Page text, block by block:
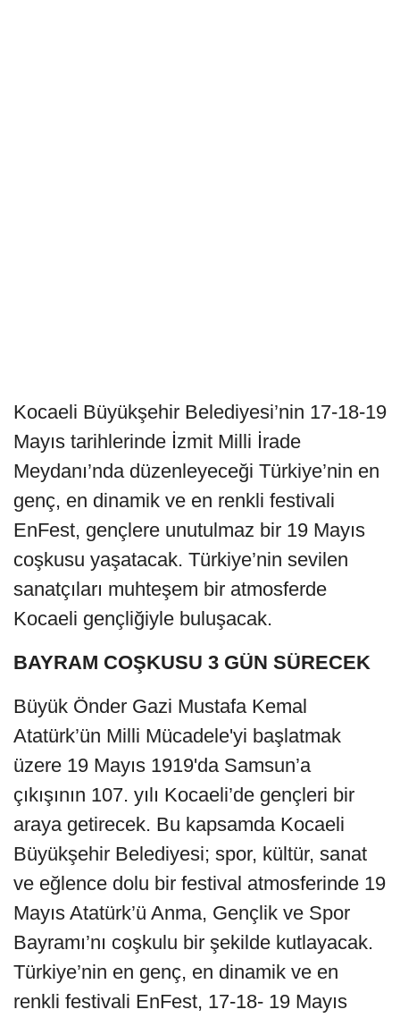
Kocaeli Büyükşehir Belediyesi’nin 17-18-19
Mayıs tarihlerinde İzmit Milli İrade
Meydanı’nda düzenleyeceği Türkiye’nin en
genç, en dinamik ve en renkli festivali
EnFest, gençlere unutulmaz bir 19 Mayıs
coşkusu yaşatacak. Türkiye’nin sevilen
sanatçıları muhteşem bir atmosferde
Kocaeli gençliğiyle buluşacak.
BAYRAM COŞKUSU 3 GÜN SÜRECEK
Büyük Önder Gazi Mustafa Kemal
Atatürk’ün Milli Mücadele'yi başlatmak
üzere 19 Mayıs 1919'da Samsun’a
çıkışının 107. yılı Kocaeli’de gençleri bir
araya getirecek. Bu kapsamda Kocaeli
Büyükşehir Belediyesi; spor, kültür, sanat
ve eğlence dolu bir festival atmosferinde 19
Mayıs Atatürk’ü Anma, Gençlik ve Spor
Bayramı’nı coşkulu bir şekilde kutlayacak.
Türkiye’nin en genç, en dinamik ve en
renkli festivali EnFest, 17-18- 19 Mayıs